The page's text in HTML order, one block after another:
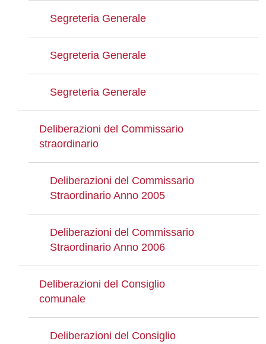
Segreteria Generale
Segreteria Generale
Segreteria Generale
Deliberazioni del Commissario
straordinario
Deliberazioni del Commissario
Straordinario Anno 2005
Deliberazioni del Commissario
Straordinario Anno 2006
Deliberazioni del Consiglio
comunale
Deliberazioni del Consiglio